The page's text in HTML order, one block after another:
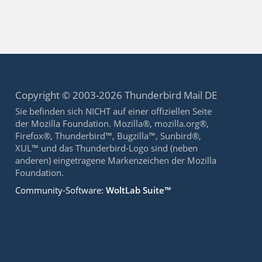
Copyright © 2003-2026 Thunderbird Mail DE
Sie befinden sich NICHT auf einer offiziellen Seite
der Mozilla Foundation. Mozilla®, mozilla.org®,
Firefox®, Thunderbird™, Bugzilla™, Sunbird®,
XUL™ und das Thunderbird-Logo sind (neben
anderen) eingetragene Markenzeichen der Mozilla
Foundation.
Community-Software:WoltLab Suite™